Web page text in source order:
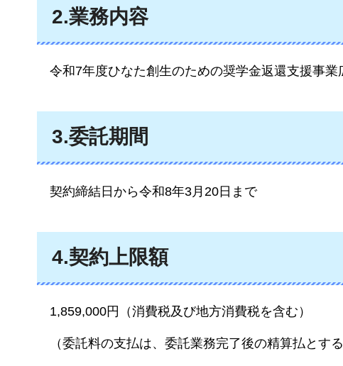
2.業務内容
令和7年度ひなた創生のための奨学金返還支援事業
3.委託期間
契約締結日から令和8年3月20日まで
4.契約上限額
1,859,000円（消費税及び地方消費税を含む）
（委託料の支払は、委託業務完了後の精算払とする